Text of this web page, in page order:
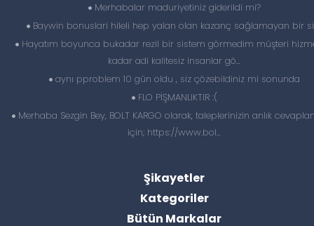
Merhabalar maduriyetiniz giderildi mi?
Baywin bonuslari hileli hep yalan olan kazanç sağlamayan bir
Hayatım boyunca bukadar rezil bir sistem görmedim müşteri
kadar adi kalitesiz insanlar gö...
aynı pproblem 10 gün oldu , siz çözebildiniz mi sonunda
FLO PİŞMANLIKTIR :(
Merhaba Sezgin Bey, BOLT KARGO olarak, taleplerinizin anlık
için; https://www.bol...
Şikayetler
Kategoriler
Bütün Markalar